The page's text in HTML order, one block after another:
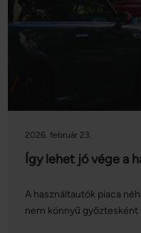
2026. február 23.
Így lehet jó vége a
A használtautók piaca
nem könnyű győztesként